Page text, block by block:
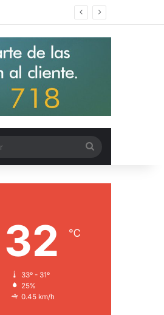
por
32 ℃
33º - 31º
25%
0.45 km/h